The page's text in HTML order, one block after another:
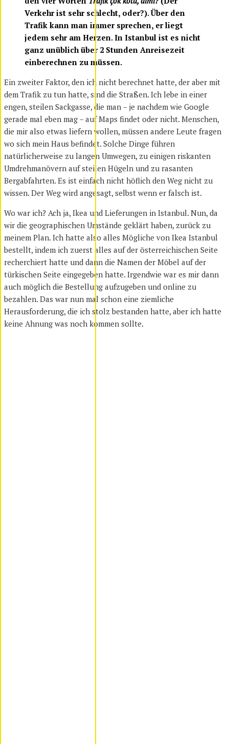
Verkehr ist sehr schlecht, oder?). Über den
Trafik kann man immer sprechen, er liegt
jedem sehr am Herzen. In Istanbul ist es nicht
ganz unüblich über 2 Stunden Anreisezeit
einberechnen zu müssen.
Ein zweiter Faktor, den ich nicht berechnet hatte, der aber mit
dem Trafik zu tun hatte, sind die Straßen. Ich lebe in einer
engen, steilen Sackgasse, die man – je nachdem wie Google
gerade mal eben mag – auf Maps findet oder nicht. Menschen,
die mir also etwas liefern wollen, müssen andere Leute fragen
wo sich mein Haus befindet. Solche Dinge führen
natürlicherweise zu langen Umwegen, zu einigen riskanten
Umdrehmanövern auf steilen Hügeln und zu rasanten
Bergabfahrten. Es ist einfach nicht höflich den Weg nicht zu
wissen. Der Weg wird angesagt, selbst wenn er falsch ist.
Wo war ich? Ach ja, Ikea und Lieferungen in Istanbul. Nun, da
wir die geographischen Umstände geklärt haben, zurück zu
meinem Plan. Ich hatte also alles Mögliche von Ikea Istanbul
bestellt, indem ich zuerst alles auf der österreichischen Seite
recherchiert hatte und dann die Namen der Möbel auf der
türkischen Seite eingegeben hatte. Irgendwie war es mir dann
auch möglich die Bestellung aufzugeben und online zu
bezahlen. Das war nun mal schon eine ziemliche
Herausforderung, die ich stolz bestanden hatte, aber ich hatte
keine Ahnung was noch kommen sollte.